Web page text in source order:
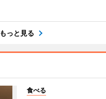
もっと見る
食べる